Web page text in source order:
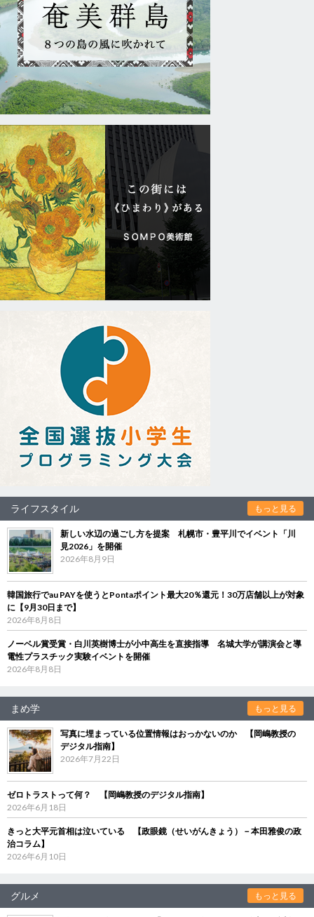
ライフスタイル もっと見る
新しい水辺の過ごし方を提案 札幌市・豊平川でイベント「川
見2026」を開催
2026年8月9日
韓国旅行でau PAYを使うとPontaポイント最大20％還元！30万店舗以上が対象
に【9月30日まで】
2026年8月8日
ノーベル賞受賞・白川英樹博士が小中高生を直接指導 名城大学が講演会と導
電性プラスチック実験イベントを開催
2026年8月8日
まめ学 もっと見る
写真に埋まっている位置情報はおっかないのか 【岡嶋教授の
デジタル指南】
2026年7月22日
ゼロトラストって何？ 【岡嶋教授のデジタル指南】
2026年6月18日
きっと大平元首相は泣いている 【政眼鏡（せいがんきょう）－本田雅俊の政
治コラム】
2026年6月10日
グルメ もっと見る